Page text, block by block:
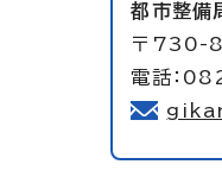
都市整備
〒730-
電話：